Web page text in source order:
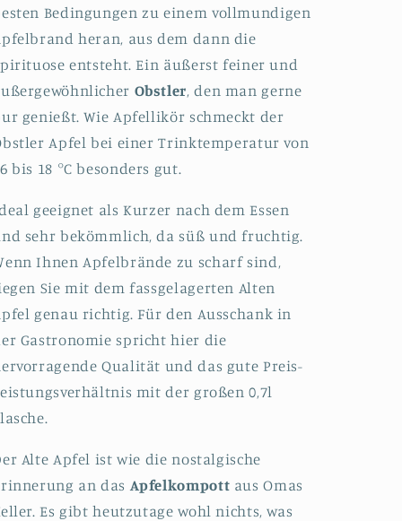
Bedingungen zu einem vollmundigen
heran, aus dem dann die
entsteht. Ein äußerst feiner und
Obstler, den man gerne
genießt. Wie Apfellikör schmeckt der
Apfel bei einer Trinktemperatur von
bis 18 °C besonders gut.
geeignet als Kurzer nach dem Essen
sehr bekömmlich, da süß und fruchtig.
Ihnen Apfelbrände zu scharf sind,
Sie mit dem fassgelagerten Alten
genau richtig. Für den Ausschank in
Gastronomie spricht hier die
Qualität und das gute Preis-
mit der großen 0,7l
Alte Apfel ist wie die nostalgische
an das Apfelkompott aus Omas
Es gibt heutzutage wohl nichts, was